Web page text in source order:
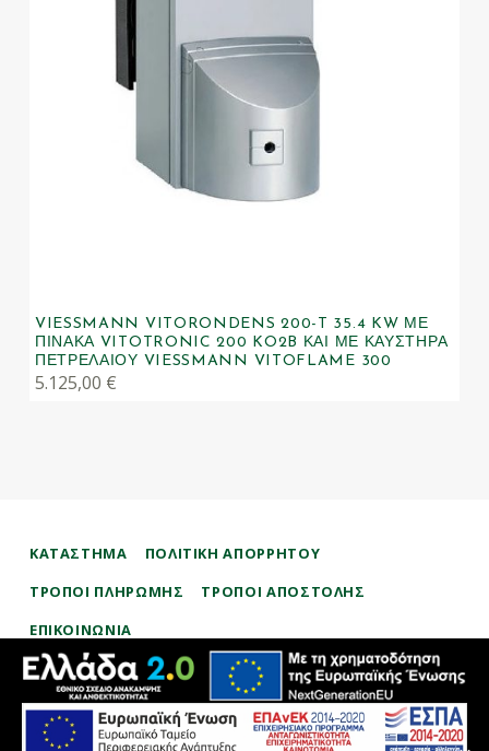
VIESSMANN VITORONDENS 200-T 35.4 KW ΜΕ
ΠΊΝΑΚΑ VITOTRONIC 200 KO2B ΚΑΙ ΜΕ ΚΑΥΣΤΉΡΑ
ΠΕΤΡΕΛΑΊΟΥ VIESSMANN VITOFLAME 300
5.125,00 €
ΚΑΤΑΣΤΗΜΑ
ΠΟΛΙΤΙΚΉ ΑΠΟΡΡΉΤΟΥ
ΤΡΌΠΟΙ ΠΛΗΡΩΜΉΣ
ΤΡΌΠΟΙ ΑΠΟΣΤΟΛΉΣ
ΕΠΙΚΟΙΝΩΝΊΑ